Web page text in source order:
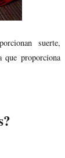
suerte,
proporciona